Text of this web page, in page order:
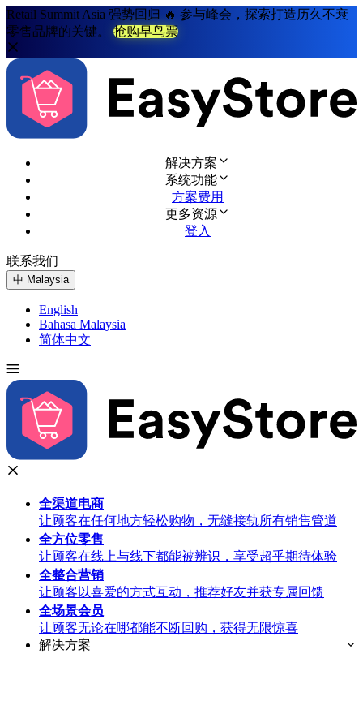
Retail Summit Asia 强势回归 🔥 参与峰会，探索打造历久不衰
零售品牌的关键。
抢购早鸟票
解决方案
系统功能
方案费用
更多资源
登入
联系我们
中 Malaysia
English
Bahasa Malaysia
简体中文
全渠道电商
让顾客在任何地方轻松购物，无缝接轨所有销售管道
全方位零售
让顾客在线上与线下都能被辨识，享受超乎期待体验
全整合营销
让顾客以喜爱的方式互动，推荐好友并获专属回馈
全场景会员
让顾客无论在哪都能不断回购，获得无限惊喜
解决方案